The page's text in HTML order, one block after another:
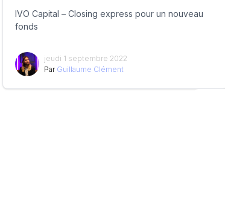
IVO Capital – Closing express pour un nouveau
fonds
jeudi 1 septembre 2022
Par Guillaume Clément